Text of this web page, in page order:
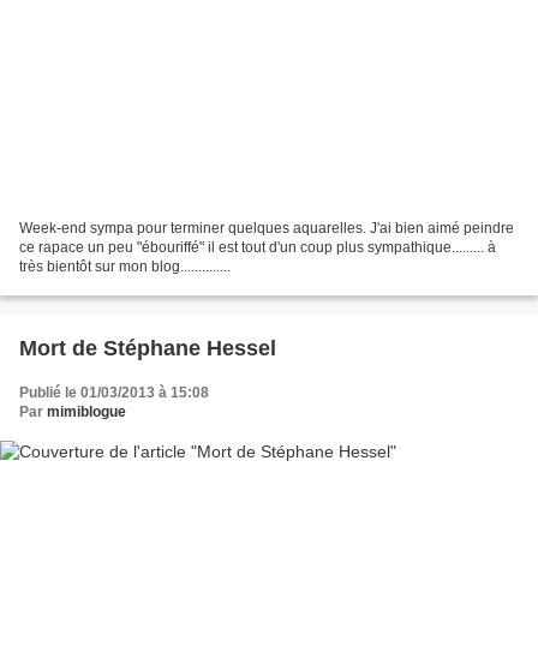
Week-end sympa pour terminer quelques aquarelles. J'ai bien aimé peindre
ce rapace un peu "ébouriffé" il est tout d'un coup plus sympathique......... à
très bientôt sur mon blog..............
Mort de Stéphane Hessel
Publié le 01/03/2013 à 15:08
Par mimiblogue